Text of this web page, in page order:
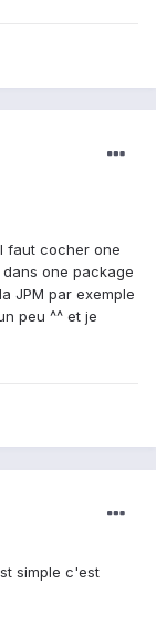
faut cocher one
one package
JPM par exemple
peu ^^ et je
simple c'est